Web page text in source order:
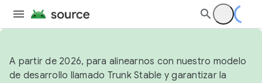
A partir de 2026, para alinearnos con nuestro modelo
de desarrollo llamado Trunk Stable y garantizar la